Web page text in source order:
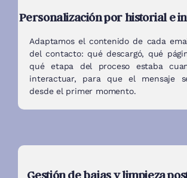
Personalización por historial e
Adaptamos el contenido de cada
del contacto: qué descargó, qué
qué etapa del proceso estaba
interactuar, para que el mensaje
desde el primer momento.